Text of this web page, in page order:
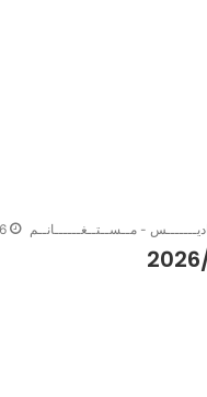
- مــســتــغــــــانــم 6 يوليو 2026